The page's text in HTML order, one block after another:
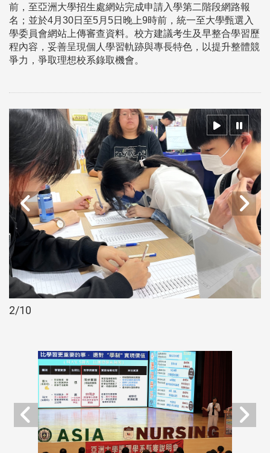
前，至亞洲大學招生處網站完成申請入學第二階段網路報
名；並於4月30日至5月5日晚上9時前，統一至大學甄選入
學委員會網站上傳審查資料。校方建議考生及早整合學習歷
程內容，妥善呈現個人學習軌跡與專長特色，以提升整體競
爭力，爭取理想校系錄取機會。
2/10